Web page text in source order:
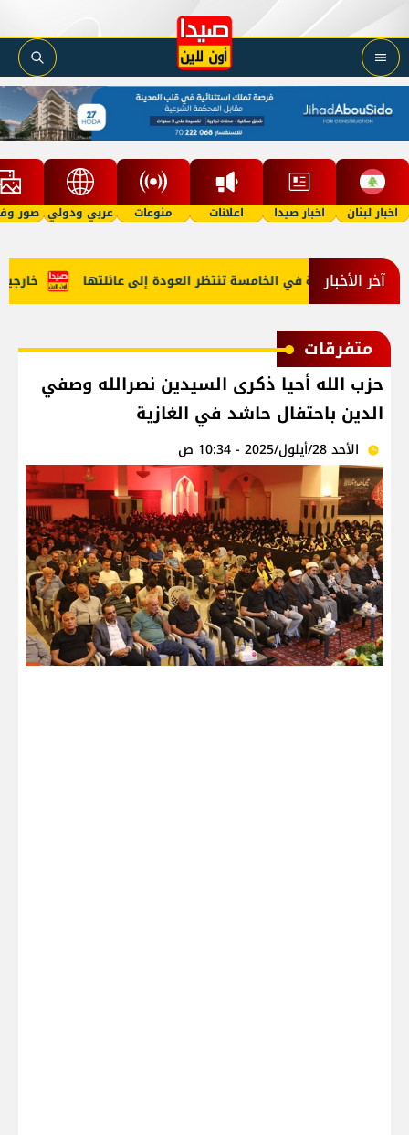
اخبار لبنان اخبار صيدا اعلانات منوعات عربي ودولي صور
آخر الأخبار خارجية طفلة في الخامسة تنتظر العودة إلى عائلتها
متفرقات
حزب الله أحيا ذكرى السيدين نصرالله وصفي
الدين باحتفال حاشد في الغازية
الأحد 28/أيلول/2025 - 10:34 ص